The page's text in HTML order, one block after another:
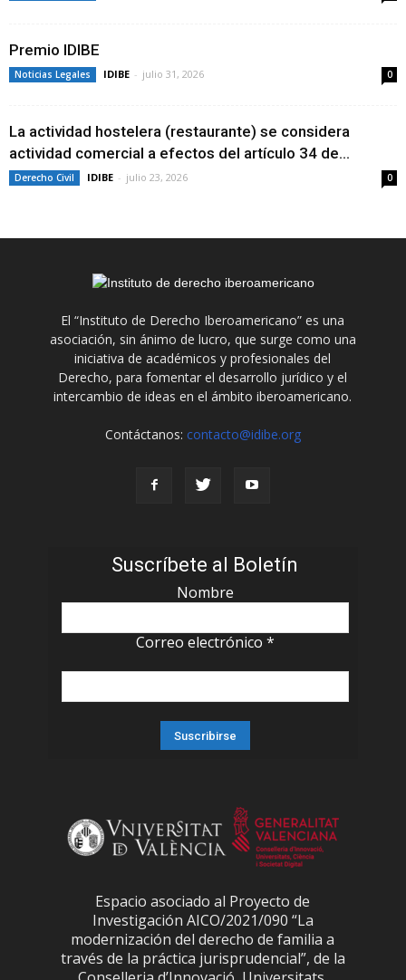
Premio IDIBE
Noticias Legales IDIBE - julio 31, 2026 0
La actividad hostelera (restaurante) se considera
actividad comercial a efectos del artículo 34 de...
Derecho Civil IDIBE - julio 23, 2026 0
El “Instituto de Derecho Iberoamericano” es una
asociación, sin ánimo de lucro, que surge como una
iniciativa de académicos y profesionales del
Derecho, para fomentar el desarrollo jurídico y el
intercambio de ideas en el ámbito iberoamericano.
Contáctanos: contacto@idibe.org
Suscríbete al Boletín
Nombre
Correo electrónico *
Espacio asociado al Proyecto de
Investigación AICO/2021/090 “La
modernización del derecho de familia a
través de la práctica jurisprudencial”, de la